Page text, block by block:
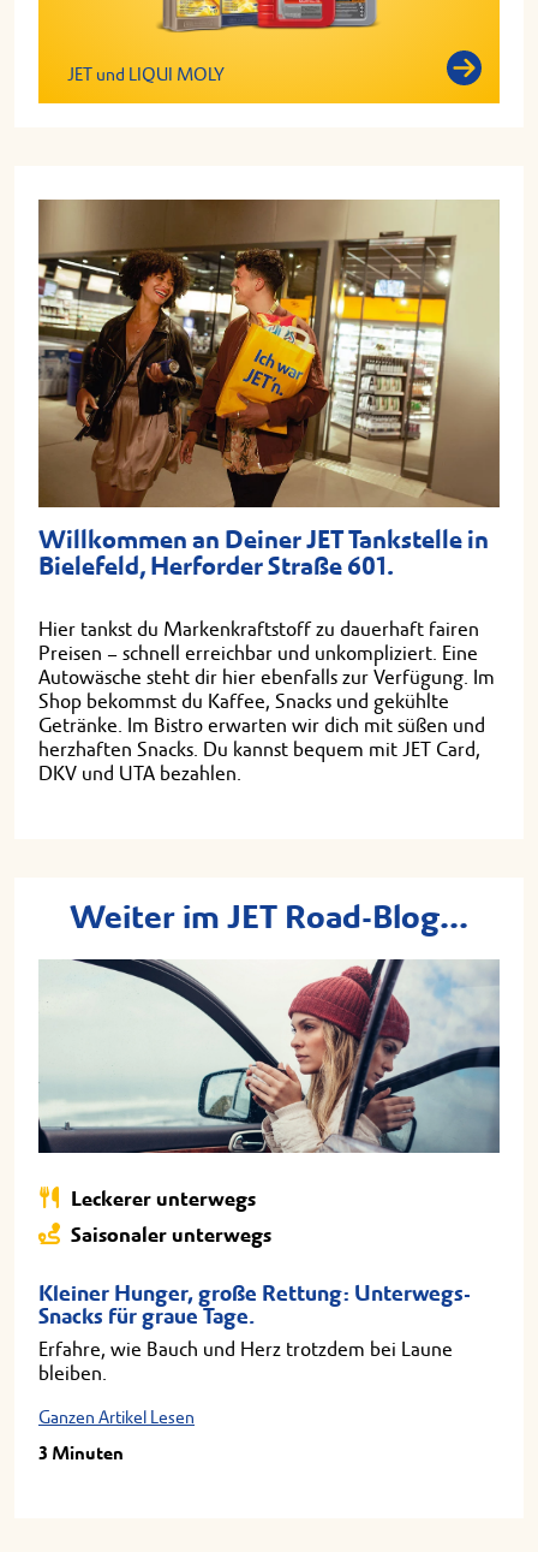
JET und LIQUI MOLY
Willkommen an Deiner JET Tankstelle in
Bielefeld, Herforder Straße 601.
Hier tankst du Markenkraftstoff zu dauerhaft fairen
Preisen – schnell erreichbar und unkompliziert. Eine
Autowäsche steht dir hier ebenfalls zur Verfügung. Im
Shop bekommst du Kaffee, Snacks und gekühlte
Getränke. Im Bistro erwarten wir dich mit süßen und
herzhaften Snacks. Du kannst bequem mit JET Card,
DKV und UTA bezahlen.
Weiter im JET Road-Blog...
Leckerer unterwegs
Saisonaler unterwegs
Kleiner Hunger, große Rettung: Unterwegs-
Snacks für graue Tage.
Erfahre, wie Bauch und Herz trotzdem bei Laune
bleiben.
Ganzen Artikel Lesen
3 Minuten